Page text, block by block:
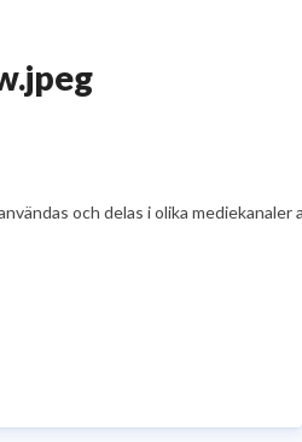
och delas i olika